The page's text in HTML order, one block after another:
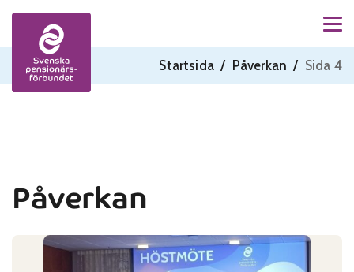
Startsida / Påverkan / Sida 4
Skip to content
Påverkan